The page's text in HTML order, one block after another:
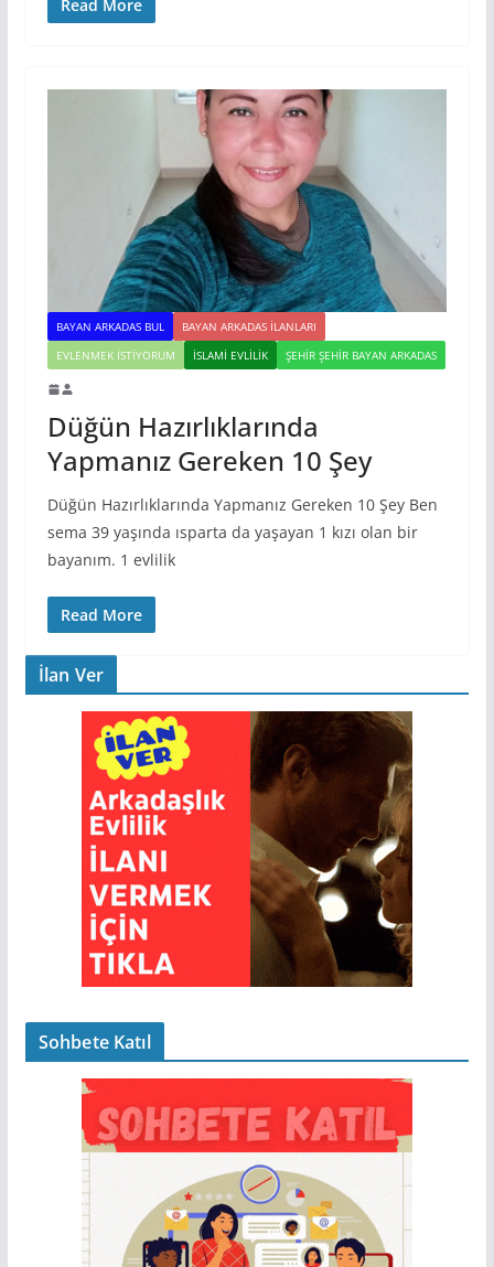
Read More
BAYAN ARKADAS BUL
BAYAN ARKADAS ILANLARI
EVLENMEK İSTIYORUM
İSLAMI EVLILIK ŞEHIR ŞEHIR BAYAN ARKADAS
Düğün Hazırlıklarında
Yapmanız Gereken 10 Şey
Düğün Hazırlıklarında Yapmanız Gereken 10 Şey Ben
sema 39 yaşında ısparta da yaşayan 1 kızı olan bir
bayanım. 1 evlilik
Read More
İlan Ver
Sohbete Katıl